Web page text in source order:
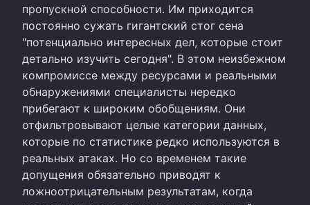
пропускной способности. Им приходится
постоянно сужать гигантский стог сена
"потенциально интересных дел, которые стоит
детально изучить сегодня". В этом неизбежном
компромиссе между ресурсами и реальными
обнаружениями специалисты нередко
прибегают к широким обобщениям. Они
отфильтровывают целые категории данных,
которые по статистике редко используются в
реальных атаках. Но со временем такие
допущения обязательно приводят к
ложноотрицательным результатам, когда